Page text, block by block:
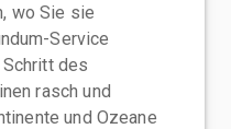
wo Sie sie
Service
des
rasch und
und Ozeane